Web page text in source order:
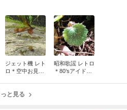
ジェット機 レト
ロ＊空中お見舞
昭和歌謡 レトロ
＊80’sアイドル
っと見る